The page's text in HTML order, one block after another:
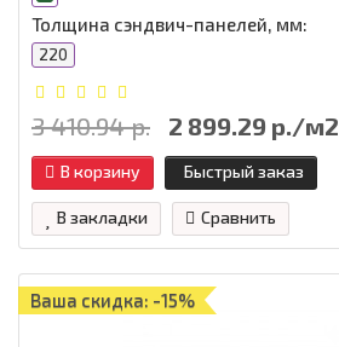
Толщина сэндвич-панелей, мм:
220
3 410.94 р. 2 899.29 р./м2
В корзину Быстрый заказ
В закладки Сравнить
Ваша скидка: -15%